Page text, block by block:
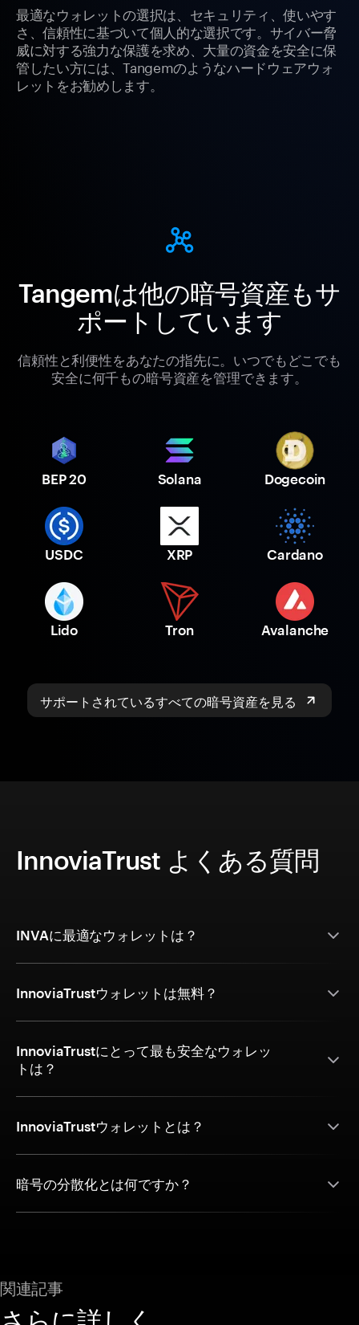
最適なウォレットの選択は、セキュリティ、使いやす
さ、信頼性に基づいて個人的な選択です。サイバー脅
威に対する強力な保護を求め、大量の資金を安全に保
管したい方には、Tangemのようなハードウェアウォ
レットをお勧めします。
Tangemは他の暗号資産もサ
ポートしています
信頼性と利便性をあなたの指先に。いつでもどこでも
安全に何千もの暗号資産を管理できます。
BEP 20 Solana Dogecoin
USDC XRP Cardano
Lido Tron Avalanche
サポートされているすべての暗号資産を見る
InnoviaTrust よくある質問
INVAに最適なウォレットは？
InnoviaTrustウォレットは無料？
InnoviaTrustにとって最も安全なウォレッ
トは？
InnoviaTrustウォレットとは？
暗号の分散化とは何ですか？
関連記事